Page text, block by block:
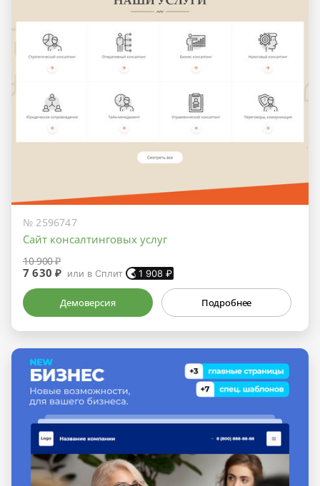
№ 2596747
Сайт консалтинговых услуг
10 900 ₽
7 630 ₽ или в Сплит 1 908 ₽
Демоверсия Подробнее